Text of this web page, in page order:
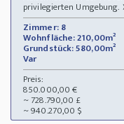
privilegierten Umgebung.
Zimmer: 8
Wohnfläche: 210,00m²
Grundstück: 580,00m²
Var
Preis:
850.000,00 €
~ 728.790,00 £
~ 940.270,00 $